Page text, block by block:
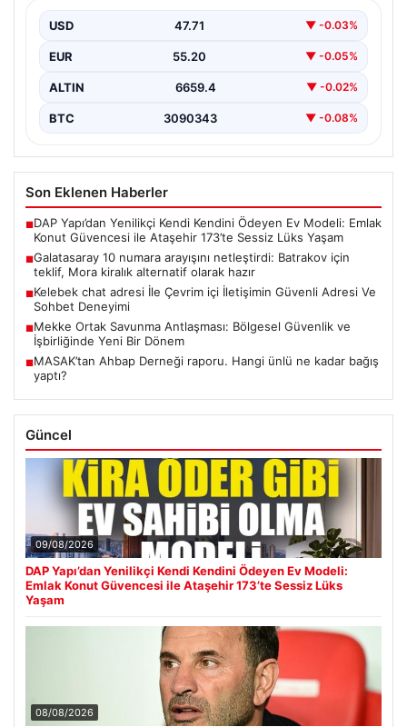
Galatasaray yönetimi, yaratıcı oyun kurucu arayışında
USD 47.71 ▼ -0.03%
EUR 55.20 ▼ -0.05%
ALTIN 6659.4 ▼ -0.02%
BTC 3090343 ▼ -0.08%
Son Eklenen Haberler
■DAP Yapı’dan Yenilikçi Kendi Kendini Ödeyen Ev Modeli: Emlak
Konut Güvencesi ile Ataşehir 173’te Sessiz Lüks Yaşam
■Galatasaray 10 numara arayışını netleştirdi: Batrakov için
teklif, Mora kiralık alternatif olarak hazır
■Kelebek chat adresi İle Çevrim içi İletişimin Güvenli Adresi Ve
Sohbet Deneyimi
■Mekke Ortak Savunma Antlaşması: Bölgesel Güvenlik ve
İşbirliğinde Yeni Bir Dönem
■MASAK’tan Ahbap Derneği raporu. Hangi ünlü ne kadar bağış
yaptı?
Güncel
09/08/2026
DAP Yapı’dan Yenilikçi Kendi Kendini Ödeyen Ev Modeli:
Emlak Konut Güvencesi ile Ataşehir 173’te Sessiz Lüks
Yaşam
08/08/2026